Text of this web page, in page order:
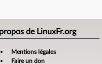
de LinuxFr.org
Mentions légales
Faire un don